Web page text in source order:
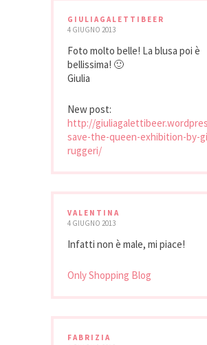
GIULIAGALETTIBEER
4 GIUGNO 2013
Foto molto belle! La blusa poi è
bellissima! 🙂
Giulia
New post:
http://
save-the-queen-exhibition-by-
ruggeri/
VALENTINA
4 GIUGNO 2013
Infatti non è male, mi piace!
Only Shopping Blog
FABRIZIA